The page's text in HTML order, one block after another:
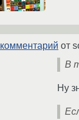
комментарий от
В
Ну